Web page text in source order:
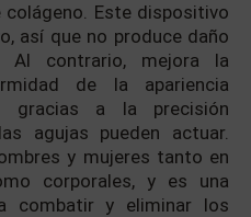
Este dispositivo
así que no produce daño
Al contrario, mejora la
de la apariencia
gracias a la precisión
agujas pueden actuar.
y mujeres tanto en
corporales, y es una
combatir y eliminar los